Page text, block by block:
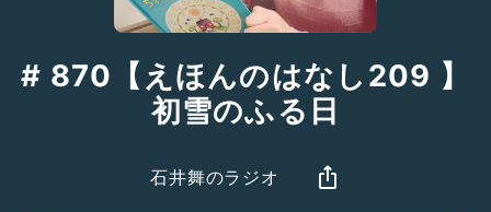
# 870【えほんのはなし209 】
初雪のふる日
石井舞のラジオ